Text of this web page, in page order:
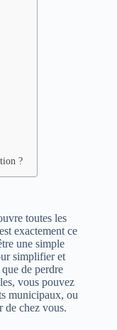
?
toutes les
exactement ce
une simple
simplifier et
de perdre
vous pouvez
municipaux, ou
de chez vous.